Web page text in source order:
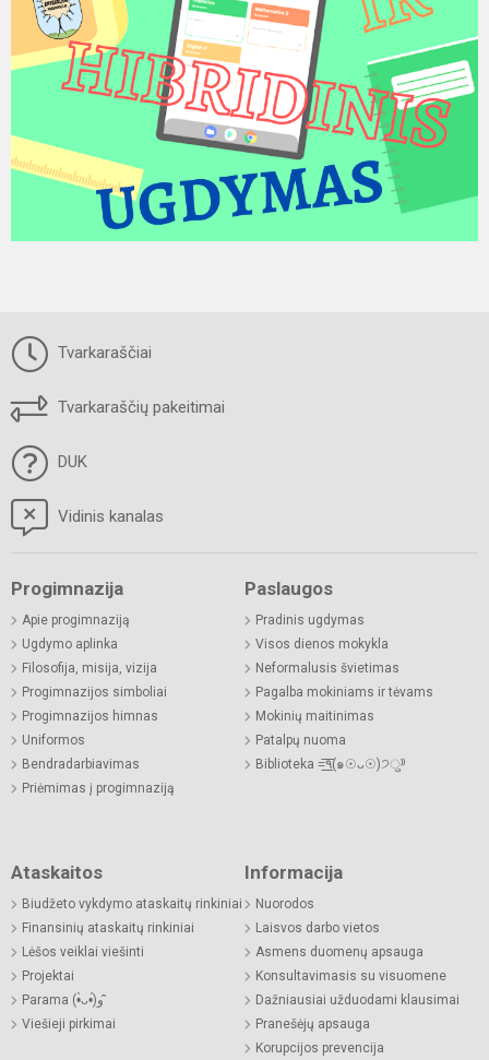
Tvarkaraščiai
Tvarkaraščių pakeitimai
DUK
Vidinis kanalas
Progimnazija
Apie progimnaziją
Ugdymo aplinka
Filosofija, misija, vizija
Progimnazijos simboliai
Progimnazijos himnas
Uniformos
Bendradarbiavimas
Priėmimas į progimnaziją
Paslaugos
Pradinis ugdymas
Visos dienos mokykla
Neformalusis švietimas
Pagalba mokiniams ir tėvams
Mokinių maitinimas
Patalpų nuoma
Biblioteka =͟͟͞͞٩(๑☉ᴗ☉)੭ु⁾⁾
Ataskaitos
Biudžeto vykdymo ataskaitų rinkiniai
Finansinių ataskaitų rinkiniai
Lėšos veiklai viešinti
Projektai
Parama (•̀ᴗ•́)و ̑̑
Viešieji pirkimai
Informacija
Nuorodos
Laisvos darbo vietos
Asmens duomenų apsauga
Konsultavimasis su visuomene
Dažniausiai užduodami klausimai
Pranešėjų apsauga
Korupcijos prevencija